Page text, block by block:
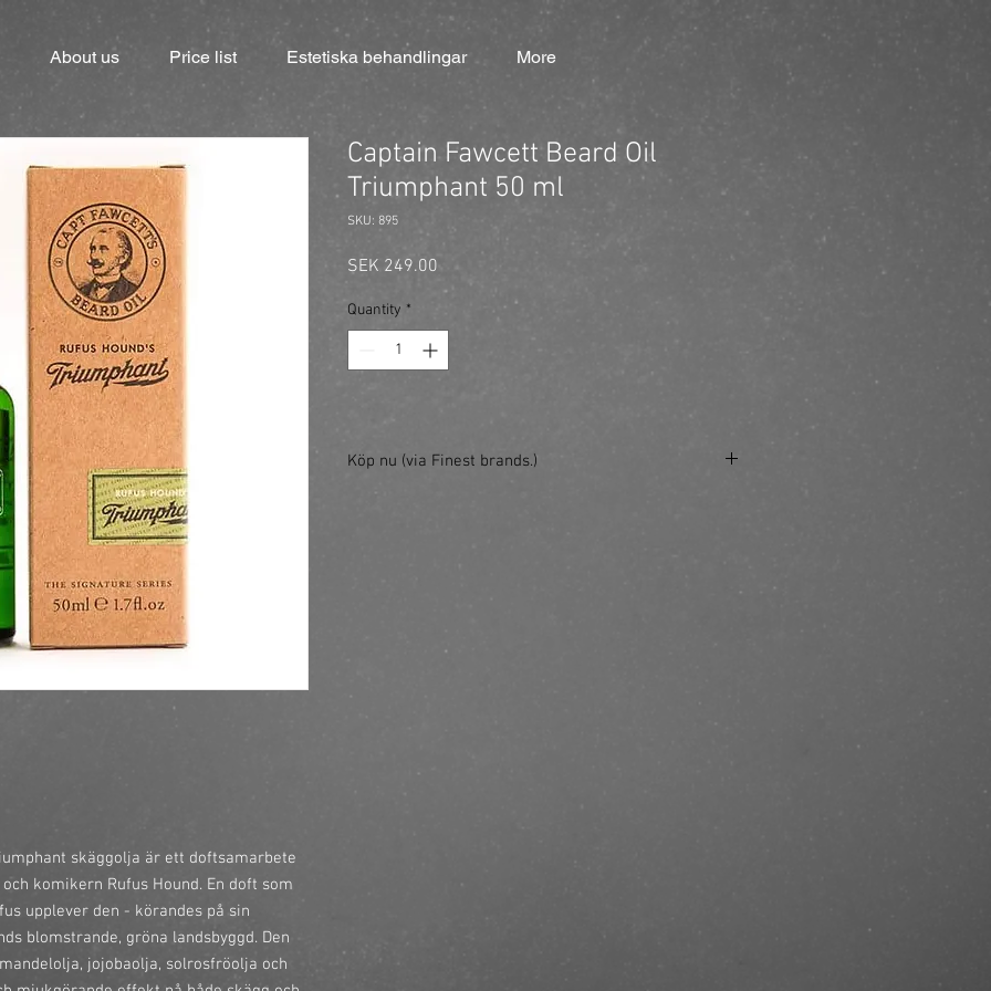
About us Price list Estetiska behandlingar More
skäggolja är ett doftsamarbete
komikern Rufus Hound. En doft som
upplever den - körandes på sin
blomstrande, gröna landsbyggd. Den
jojobaolja, solrosfröolja och
Captain Fawcett Beard Oil
Triumphant 50 ml
SKU: 895
SEK 249.00 Price
Quantity *
Köp nu (via Finest brands.)